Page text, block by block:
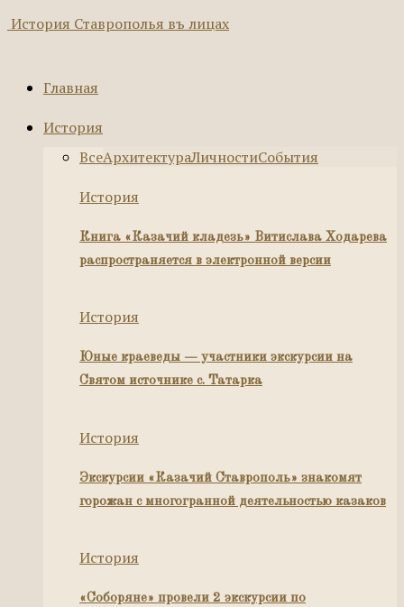
История Ставрополья въ лицах
Главная
История
ВсеАрхитектураЛичностиСобытия
История
Книга «Казачий кладезь» Витислава Ходарева
распространяется в электронной версии
История
Юные краеведы — участники экскурсии на
Святом источнике с. Татарка
История
Экскурсии «Казачий Ставрополь» знакомят
горожан с многогранной деятельностью казаков
История
«Соборяне» провели 2 экскурсии по